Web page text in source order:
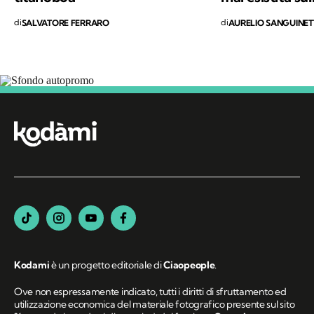
salvaguardia del nostro Pianeta e di chiunque
vi abiti.
diSALVATORE FERRARO diAURELIO
Segui Kodami
sui canali social
Kodamiè un progetto editoriale diCiaopeople.
Ove non espressamente indicato, tutti i diritti di sfruttamento ed
utilizzazione economica del materiale fotografico presente sul sito